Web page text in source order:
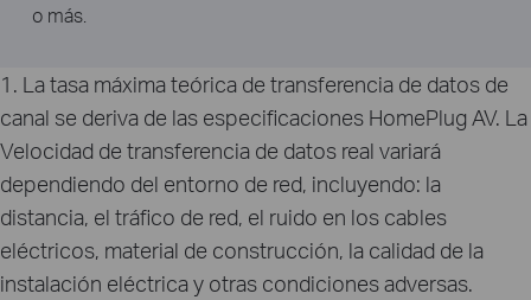
o más.
1. La tasa máxima teórica de transferencia de datos de
canal se deriva de las especificaciones HomePlug AV. La
Velocidad de transferencia de datos real variará
dependiendo del entorno de red, incluyendo: la
distancia, el tráfico de red, el ruido en los cables
eléctricos, material de construcción, la calidad de la
instalación eléctrica y otras condiciones adversas.